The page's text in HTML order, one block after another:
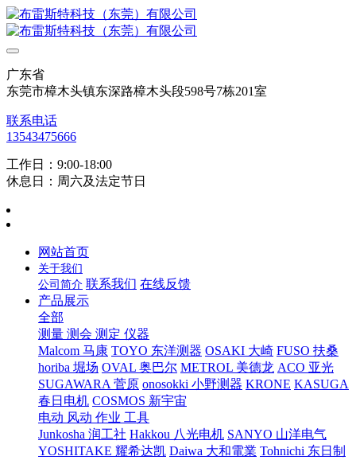
广东省
东莞市樟木头镇东深路樟木头段598号7栋201室
联系电话
13543475666
工作日：9:00-18:00
休息日：周六及法定节日
网站首页
关于我们
公司简介 联系我们 在线反馈
产品展示
全部
测量 测会 测定 仪器
Malcom 马康 TOYO 东洋测器 OSAKI 大崎 FUSO 扶桑
horiba 堀场 OVAL 奥巴尔 METROL 美德龙 ACO 亚光
SUGAWARA 菅原 onosokki 小野测器 KRONE KASUGA
春日电机 COSMOS 新宇宙
电动 风动 作业 工具
Junkosha 润工社 Hakkou 八光电机 SANYO 山洋电气
YOSHITAKE 耀希达凯 Daiwa 大和電業 Tohnichi 东日制